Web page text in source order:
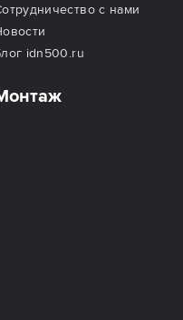
с нами
idn500.ru